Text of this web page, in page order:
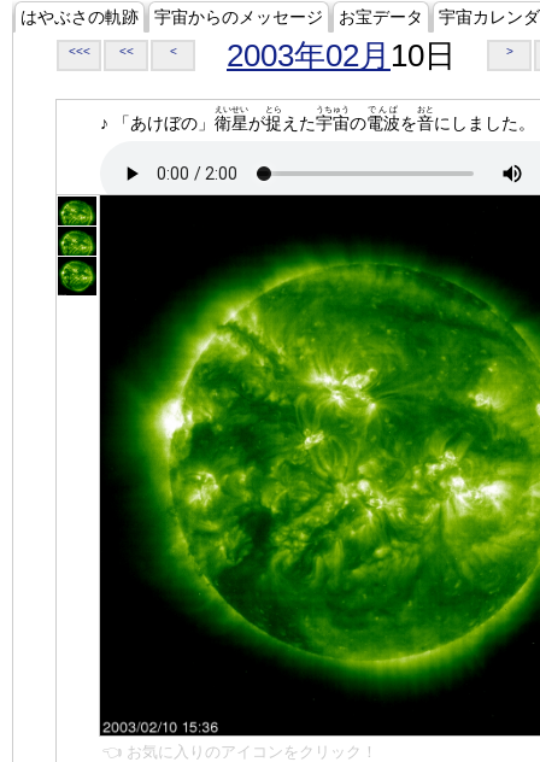
はやぶさの軌跡 宇宙からのメッセージ お宝データ 宇宙カレン
<<< << < 2003年02月 10日 >
♪ 「あけぼの」 衛星
えいせい
が捉
とら
えた宇宙
うちゅう
の電波
でんぱ
を音
おと
にしました。
👈 お気に入りのアイコンをクリック！